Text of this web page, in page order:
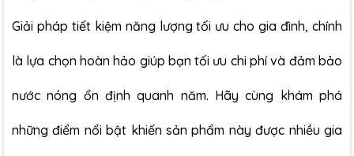
Giải pháp tiết kiệm năng lượng tối ưu cho gia đình, chính
là lựa chọn hoàn hảo giúp bạn tối ưu chi phí và đảm bảo
nước nóng ổn định quanh năm. Hãy cùng khám phá
những điểm nổi bật khiến sản phẩm này được nhiều gia